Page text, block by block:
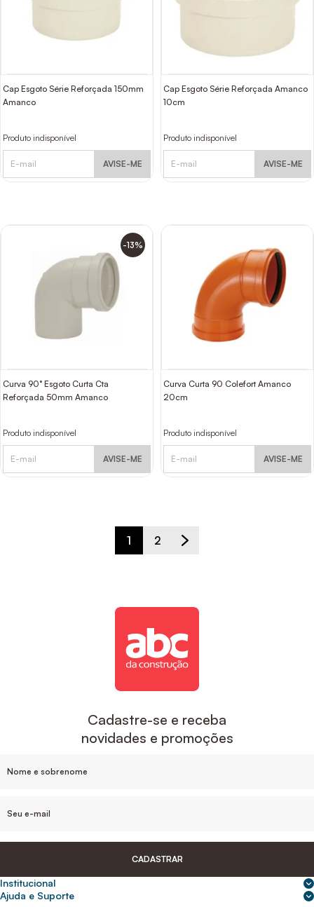
Cap Esgoto Série Reforçada 150mm
Amanco
Produto indisponível
AVISE-ME
Cap Esgoto Série Reforçada Amanco
10cm
Produto indisponível
AVISE-ME
-13%
Curva 90° Esgoto Curta Cta
Reforçada 50mm Amanco
Produto indisponível
AVISE-ME
Curva Curta 90 Colefort Amanco
20cm
Produto indisponível
AVISE-ME
1 2
Cadastre-se e receba
novidades e promoções
CADASTRAR
Institucional
Sobre nós
Ajuda e Suporte